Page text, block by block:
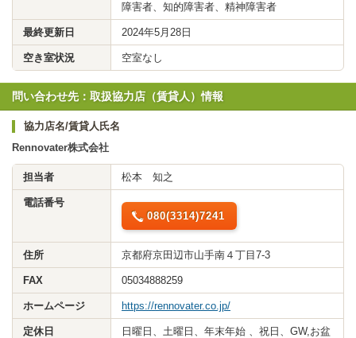
障害者、知的障害者、精神障害者
最終更新日 2024年5月28日
空き室状況 空室なし
問い合わせ先：取扱協力店（賃貸人）情報
協力店名/賃貸人氏名
Rennovater株式会社
担当者 松本 知之
電話番号
080(3314)7241
住所 京都府京田辺市山手南４丁目7-3
FAX 05034888259
ホームページ https://rennovater.co.jp/
定休日 日曜日、土曜日、年末年始 、祝日、GW,お盆